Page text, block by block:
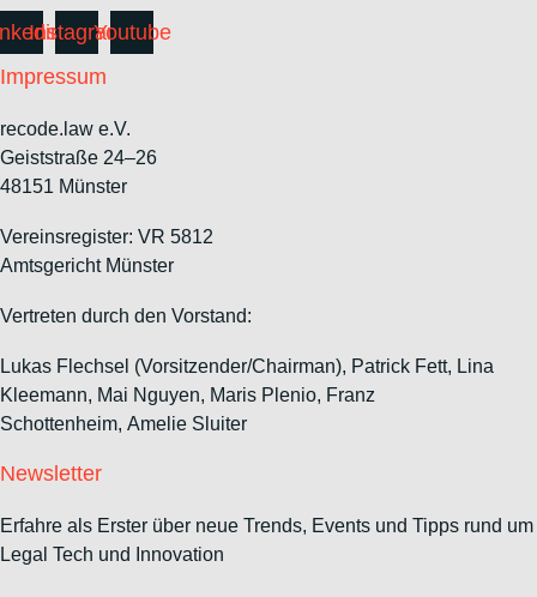
InstagramYoutube
Impressum
recode.law e.V.
Geiststraße 24–26
48151 Münster
Vereinsregister: VR 5812
Amtsgericht Münster
Vertreten durch den Vorstand:
Lukas Flechsel (Vorsitzender/Chairman), Patrick Fett, Lina
Kleemann, Mai Nguyen, Maris Plenio, Franz
Schottenheim, Amelie Sluiter
Newsletter
Erfahre als Erster über neue Trends, Events und Tipps rund um
Legal Tech und Innovation